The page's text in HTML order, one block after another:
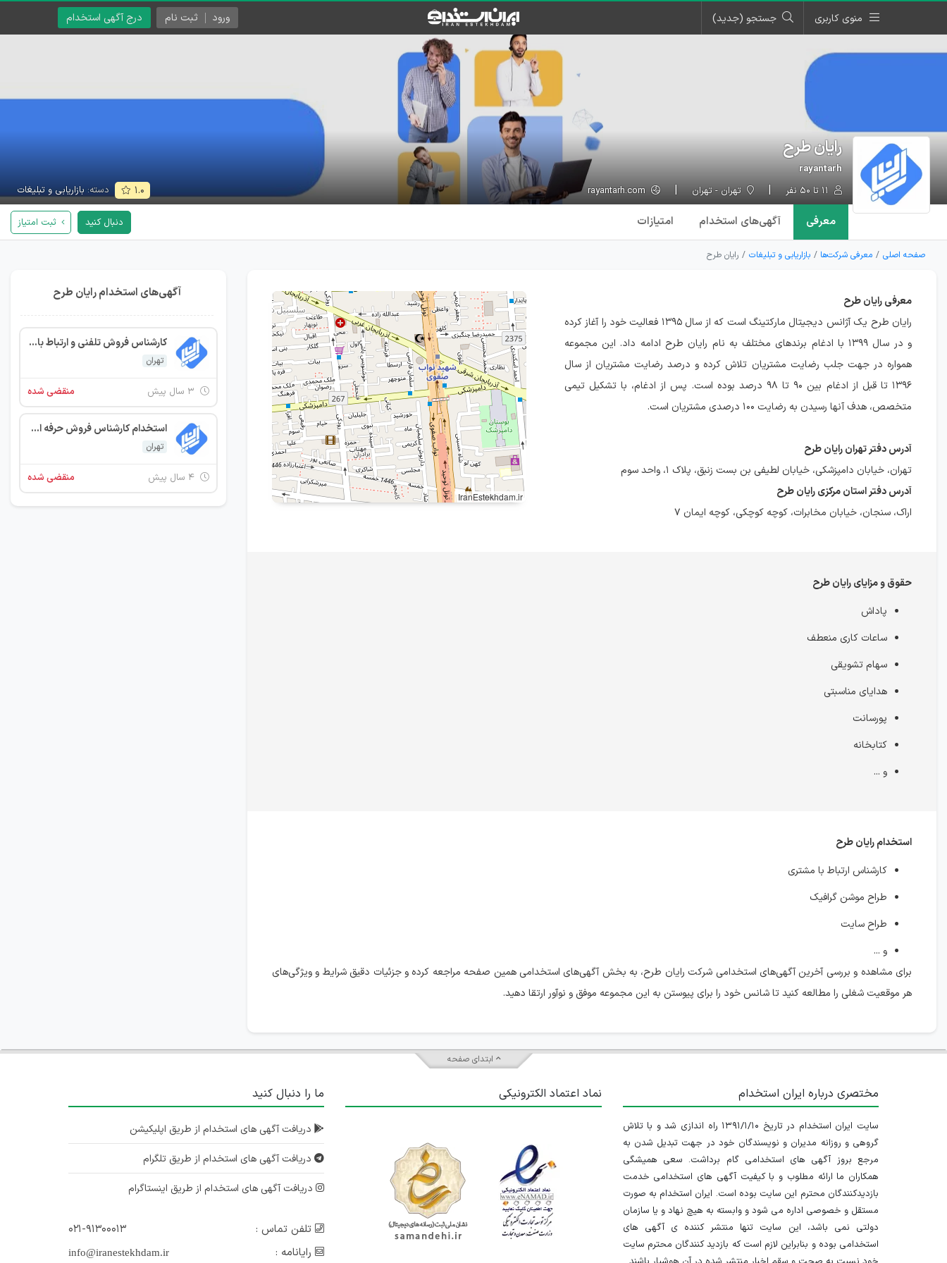
منوی کاربری جستجو (جدید) درج آگهی استخدام ورود ثبت نام
رایان طرح
rayantarh
تهران - تهران ۱.۰ دسته: بازاریابی و تبلیغات
معرفی آگهی‌های استخدام امتیازات دنبال کنید ثبت امتیاز
صفحه اصلی معرفی شرکت‌ها بازاریابی و تبلیغات رایان طرح
معرفی رایان طرح
رایان طرح یک آژانس دیجیتال مارکتینگ است که از سال ۱۳۹۵ فعالیت خود را آغاز کرده
و در سال ۱۳۹۹ با ادغام برندهای مختلف به نام رایان طرح ادامه داد. این مجموعه
همواره در جهت جلب رضایت مشتریان تلاش کرده و درصد رضایت مشتریان از سال
۱۳۹۶ تا قبل از ادغام بین ۹۰ تا ۹۸ درصد بوده است. پس از ادغام، با تشکیل تیمی
متخصص، هدف آنها رسیدن به رضایت ۱۰۰ درصدی مشتریان است.
آدرس دفتر تهران رایان طرح
تهران، خیابان دامپزشکی، خیابان لطیفی بن بست زنبق، پلاک ۱، واحد سوم
آدرس دفتر استان مرکزی رایان طرح
اراک، سنجان، خیابان مخابرات، کوچه کوچکی، کوچه ایمان ۷
IranEstekhdam.ir
حقوق و مزایای رایان طرح
پاداش
ساعات کاری منعطف
سهام تشویقی
هدایای مناسبتی
پورسانت
کتابخانه
و ...
استخدام رایان طرح
کارشناس ارتباط با مشتری
طراح موشن گرافیک
طراح سایت
و ...
برای مشاهده و بررسی آخرین آگهی‌های استخدامی شرکت رایان طرح، به بخش آگهی‌های استخدامی همین صفحه مراجعه کرده و جزئیات دقیق شرایط و ویژگی‌های
هر موقعیت شغلی را مطالعه کنید تا شانس خود را برای پیوستن به این مجموعه موفق و نوآور ارتقا دهید.
آگهی‌های استخدام رایان طرح
کارشناس فروش تلفنی و ارتباط با مشتری
تهران
منقضی شده
استخدام کارشناس فروش حرفه ای (دور کاری)
تهران
منقضی شده
ابتدای صفحه
مختصری درباره ایران استخدام
سایت ایران استخدام در تاریخ ۱۳۹۱/۱/۱۰ راه اندازی شد و با تلاش
گروهی و روزانه مدیران و نویسندگان خود در جهت تبدیل شدن به
مرجع بروز آگهی های استخدامی گام برداشت. سعی همیشگی
همکاران ما ارائه مطلوب و با کیفیت آگهی های استخدامی خدمت
بازدیدکنندگان محترم این سایت بوده است. ایران استخدام به صورت
مستقل و خصوصی اداره می شود و وابسته به هیچ نهاد و یا سازمان
دولتی نمی باشد، این سایت تنها منتشر کننده ی آگهی های
استخدامی بوده و بنابراین لازم است که بازدید کنندگان محترم سایت
نماد اعتماد الکترونیکی ما را دنبال کنید
دریافت آگهی های استخدام از طریق اپلیکیشن
دریافت آگهی های استخدام از طریق تلگرام
دریافت آگهی های استخدام از طریق اینستاگرام
تلفن تماس :
۰۲۱-۹۱۳۰۰۰۱۳
رایانامه :
info@iranestekhdam.ir